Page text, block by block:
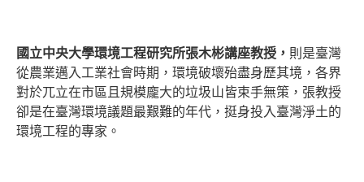
國立中央大學環境工程研究所張木彬講座教授， 則是臺灣
從農業邁入工業社會時期，環境破壞殆盡身歷其境，各界
對於兀立在市區且規模龐大的垃圾山皆束手無策，張教授
卻是在臺灣環境議題最艱難的年代，挺身投入臺灣淨土的
環境工程的專家。